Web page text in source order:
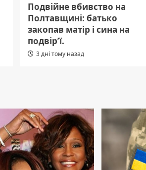
Подвійне вбивство на
Полтавщині: батько
закопав матір і сина на
подвір’ї.
3 дні тому назад